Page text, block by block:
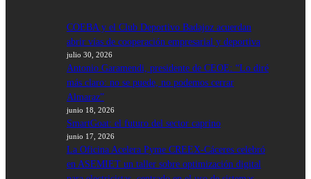
COEBA y el Club Deportivo Badajoz acuerdan
abrir vías de cooperación empresarial y deportiva
julio 30, 2026
Antonio Garamendi, presidente de CEOE: “Lo diré
más claro: no se puede, no podemos cerrar
Almaraz”
junio 18, 2026
SmartGoat: el futuro del sector caprino
junio 17, 2026
La Oficina Acelera Pyme CREEX-Cáceres celebró
en ASEMIET un taller sobre optimización digital